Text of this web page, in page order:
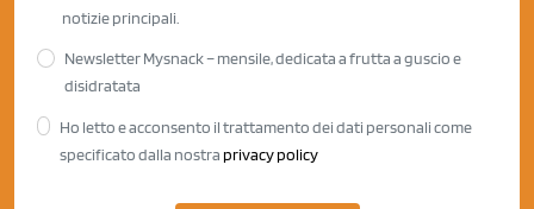
notizie principali.
Newsletter Mysnack – mensile, dedicata a frutta a guscio e
disidratata
Ho letto e acconsento il trattamento dei dati personali come
specificato dalla nostra privacy policy